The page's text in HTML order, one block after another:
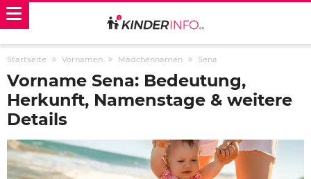
Startseite Vornamen Mädchennamen Sena
Vorname Sena: Bedeutung,
Herkunft, Namenstage & weitere
Details